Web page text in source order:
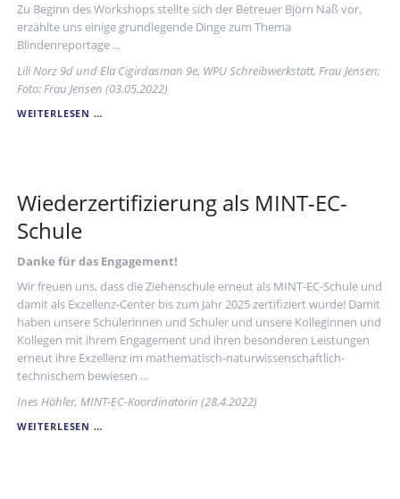
Zu Beginn des Workshops stellte sich der Betreuer Björn Naß vor,
erzählte uns einige grundlegende Dinge zum Thema
Blindenreportage ...
Lili Norz 9d und Ela Cigirdasman 9e, WPU Schreibwerkstatt, Frau Jensen;
Foto: Frau Jensen (03.05.2022)
WEITERLESEN …
Wiederzertifizierung als MINT-EC-
Schule
Danke für das Engagement!
Wir freuen uns, dass die Ziehenschule erneut als MINT-EC-Schule und
damit als Exzellenz-Center bis zum Jahr 2025 zertifiziert wurde! Damit
haben unsere Schülerinnen und Schüler und unsere Kolleginnen und
Kollegen mit ihrem Engagement und ihren besonderen Leistungen
erneut ihre Exzellenz im mathematisch-naturwissenschaftlich-
technischem bewiesen ...
Ines Höhler, MINT-EC-Koordinatorin (28.4.2022)
WEITERLESEN …